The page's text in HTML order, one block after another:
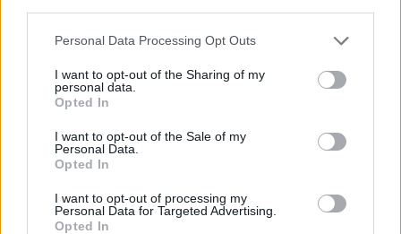
Please note that this website/app uses one or more Google
not limited to your visit or usage behaviour. You may click to
grant or deny consent to Google and its third-party tags to
use your data for below specified purposes in below Google
consent section.
Personal Data Processing Opt Outs
I want to opt-out of the Sharing of my
personal data.
Opted In
I want to opt-out of the Sale of my
Personal Data.
Opted In
I want to opt-out of processing my
Personal Data for Targeted Advertising.
Opted In
Elon Musk megtartotta minden idők
legjobb technológiai prezentációját
Az egyik legmenőbb app dizájner
Budapesten